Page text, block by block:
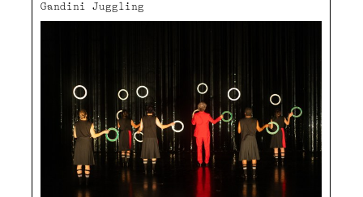
Gandini Juggling